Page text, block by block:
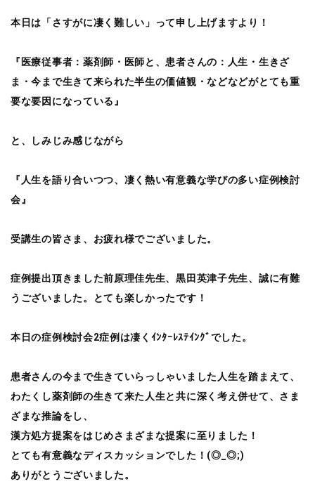
本日は「さすがに凄く難しい」って申し上げますより！
『医療従事者：薬剤師・医師と、患者さんの：人生・生きざ
ま・今まで生きて来られた半生の価値観・などなどがとても重
要な要因になっている』
と、しみじみ感じながら
『人生を語り合いつつ、凄く熱い有意義な学びの多い症例検討
会』
受講生の皆さま、お疲れ様でございました。
症例提出頂きました前原理佳先生、黒田英津子先生、誠に有難
うございました。とても楽しかったです！
本日の症例検討会2症例は凄くｲﾝﾀｰﾚｽﾃｲﾝｸﾞでした。
患者さんの今まで生きていらっしゃいました人生を踏まえて、
わたくし薬剤師の生きて来た人生と共に深く考え併せて、さま
ざまな推論をし、
漢方処方提案をはじめさまざまな提案に至りました！
とても有意義なディスカッションでした！(◎_◎;)
ありがとうございました。